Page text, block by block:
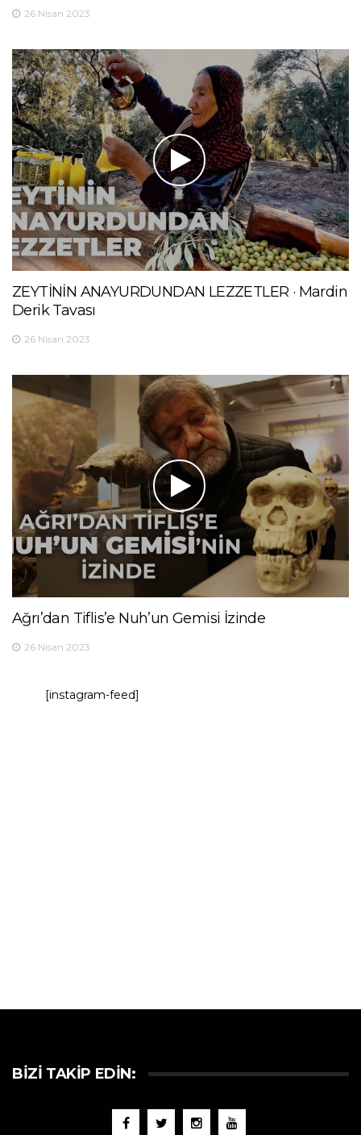
26 Nisan 2023
ZEYTİNİN ANAYURDUNDAN LEZZETLER · Mardin
Derik Tavası
26 Nisan 2023
Ağrı’dan Tiflis’e Nuh’un Gemisi İzinde
26 Nisan 2023
[instagram-feed]
BIZI TAKIP EDIN: